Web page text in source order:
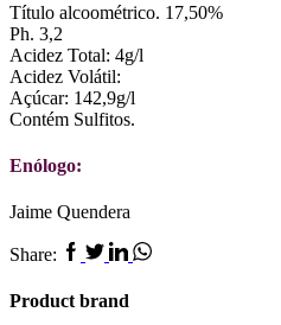
Título alcoométrico. 17,50%
Ph. 3,2
Acidez Total: 4g/l
Acidez Volátil:
Açúcar: 142,9g/l
Contém Sulfitos.
Enólogo:
Jaime Quendera
Share: Facebook
TwitterLinkedin
Whatsapp
Product brand